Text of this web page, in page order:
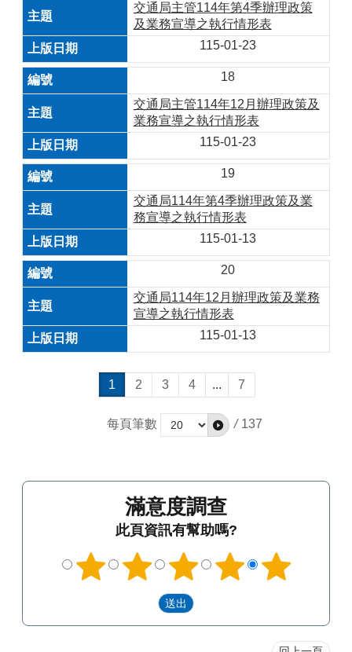
交通局主管114年第4季辦理政策
及業務宣導之執行情形表
115-01-23
18
交通局主管114年12月辦理政策及
業務宣導之執行情形表
115-01-23
19
交通局114年第4季辦理政策及業
務宣導之執行情形表
115-01-13
20
交通局114年12月辦理政策及業務
宣導之執行情形表
115-01-13
1 2 3 4 ... 7
每頁筆數 / 137
滿意度調查
此頁資訊有幫助嗎?